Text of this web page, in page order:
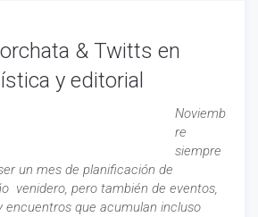
& Twitts en
y editorial
Noviemb
re
siempre
un mes de planificación de
venidero, pero también de eventos,
encuentros que acumulan incluso